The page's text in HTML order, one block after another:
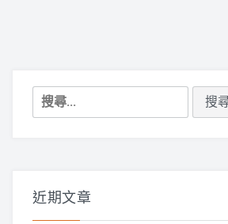
搜
尋
近期文章